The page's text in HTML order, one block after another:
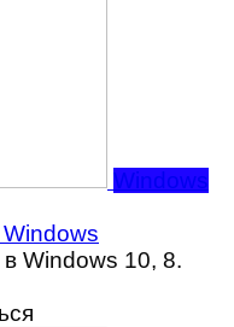
Windows
Windows 10, 8.